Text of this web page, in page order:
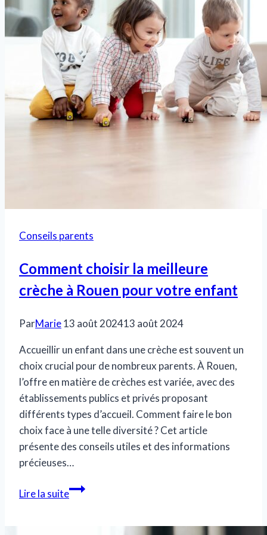
Conseils parents
Comment choisir la meilleure
crèche à Rouen pour votre enfant
ParMarie13 août 202413 août 2024
Accueillir un enfant dans une crèche est souvent un
choix crucial pour de nombreux parents. À Rouen,
l’offre en matière de crèches est variée, avec des
établissements publics et privés proposant
différents types d’accueil. Comment faire le bon
choix face à une telle diversité ? Cet article
présente des conseils utiles et des informations
précieuses…
Lire la suiteComment